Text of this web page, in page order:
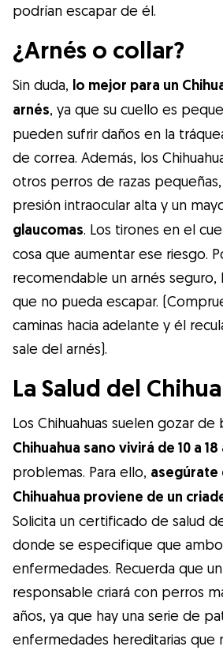
podrían escapar de él.
¿Arnés o collar?
Sin duda, lo mejor para un
arnés, ya que su cuello es
pueden sufrir daños en la
de correa. Además, los
otros perros de razas
presión intraocular alta y un
glaucomas. Los tirones en el
cosa que aumentar ese riesgo.
recomendable un arnés seguro,
que no pueda escapar.
caminas hacia adelante y él
sale del arnés).
La Salud del
Los Chihuahuas suelen gozar de
Chihuahua sano vivirá de 10 a 18
problemas. Para ello, asegúrate
Chihuahua proviene de un
Solicita un certificado de salud
donde se especifique que
enfermedades. Recuerda que
responsable criará con perros
años, ya que hay una serie de
enfermedades hereditarias que